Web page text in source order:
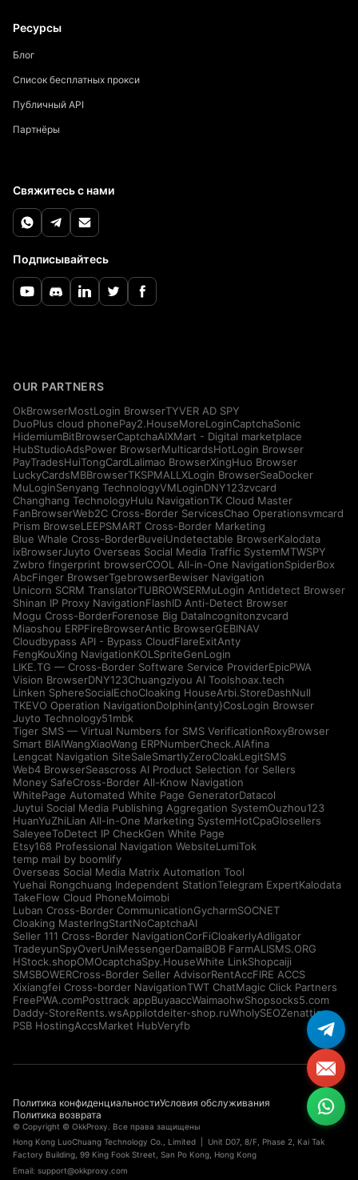
Ресурсы
Блог
Список бесплатных прокси
Публичный API
Партнёры
Свяжитесь с нами
Подписывайтесь
OUR PARTNERS
OkBrowserMostLogin BrowserTYVER AD SPY
DuoPlus cloud phonePay2.HouseMoreLoginCaptchaSonic
HidemiumBitBrowserCaptchaAIXMart - Digital marketplace
HubStudioAdsPower BrowserMulticardsHotLogin Browser
PayTradesHuiTongCardLalimao BrowserXingHuo Browser
LuckyCardsMBBrowserTKSPMALLXLogin BrowserSeaDocker
MuLoginSenyang TechnologyVMLoginDNY123zvcard
Changhang TechnologyHulu NavigationTK Cloud Master
FanBrowserWeb2C Cross-Border ServicesChao Operationsvmcard
Prism BrowseLEEPSMART Cross-Border Marketing
Blue Whale Cross-BorderBuveiUndetectable BrowserKalodata
ixBrowserJuyto Overseas Social Media Traffic SystemMTWSPY
Zwbro fingerprint browserCOOL All-in-One NavigationSpiderBox
AbcFinger BrowserTgebrowserBewiser Navigation
Unicorn SCRM TranslatorTUBROWSERMuLogin Antidetect Browser
Shinan IP Proxy NavigationFlashID Anti-Detect Browser
Mogu Cross-BorderForenose Big DataIncognitonzvcard
Miaoshou ERPFireBrowserAntic BrowserGEBINAV
Cloudbypass API - Bypass CloudFlareExitAnty
FengKouXing NavigationKOLSpriteGenLogin
LIKE.TG — Cross-Border Software Service ProviderEpicPWA
Vision BrowserDNY123Chuangziyou AI Toolshoax.tech
Linken SphereSocialEchoCloaking HouseArbi.StoreDashNull
TKEVO Operation NavigationDolphin{anty}CosLogin Browser
Juyto Technology51mbk
Tiger SMS — Virtual Numbers for SMS VerificationRoxyBrowser
Smart BIAIWangXiaoWang ERPNumberCheck.AIAfina
Lengcat Navigation SiteSaleSmartlyZeroCloakLegitSMS
Web4 BrowserSeascross AI Product Selection for Sellers
Money SafeCross-Border All-Know Navigation
WhitePage Automated White Page GeneratorDatacol
Juytui Social Media Publishing Aggregation SystemOuzhou123
HuanYuZhiLian All-in-One Marketing SystemHotCpaGlosellers
SaleyeeToDetect IP CheckGen White Page
Etsy168 Professional Navigation WebsiteLumiTok
temp mail by boomlify
Overseas Social Media Matrix Automation Tool
Yuehai Rongchuang Independent StationTelegram ExpertKalodata
TakeFlow Cloud PhoneMoimobi
Luban Cross-Border CommunicationGycharmSOCNET
Cloaking MasterIngStartNoCaptchaAI
Seller 111 Cross-Border NavigationCorFiCloakerlyAdligator
TradeyunSpyOverUniMessengerDamaiBOB FarmALISMS.ORG
HStock.shopOMOcaptchaSpy.HouseWhite LinkShopcaiji
SMSBOWERCross-Border Seller AdvisorRentAccFIRE ACCS
Xixiangfei Cross-border NavigationTWT ChatMagic Click Partners
FreePWA.comPosttrack appBuyaaccWaimaohwShopsocks5.com
Daddy-StoreRents.wsAppilotdeiter-shop.ruWholySEOZenattica
PSB HostingAccsMarket HubVeryfb
Политика конфиденциальностиУсловия обслуживания
Политика возврата
© Copyright © OkkProxy. Все права защищены
Hong Kong LuoChuang Technology Co., Limited | Unit D07, 8/F, Phase 2, Kai Tak
Factory Building, 99 King Fook Street, San Po Kong, Hong Kong
Email: support@okkproxy.com